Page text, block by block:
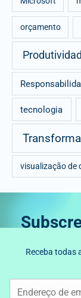
orçamento
tecnologia
visualização de
Receba todas